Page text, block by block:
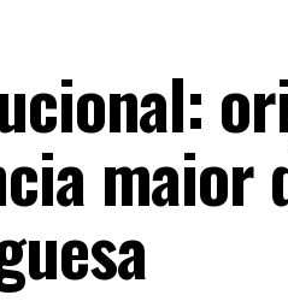
maior